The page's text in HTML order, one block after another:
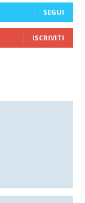
SEGUI
ISCRIVITI